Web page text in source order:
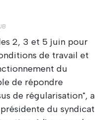
2, 3 et 5 juin pour
de travail et
du
de répondre
de régularisation", a
du syndicat